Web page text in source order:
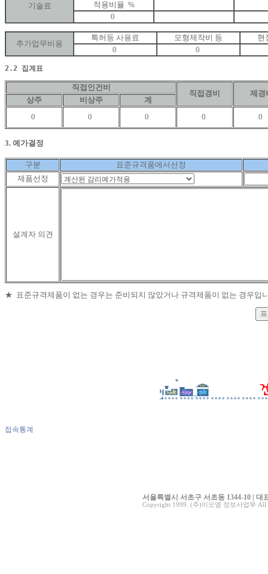
기술료
적용비율 %
0
추가업무비용
특허등 사용료 모형제작비 등
현
0
0
2.2 집계표
직접인건비
직접경비 제경
상주 비상주
계
0
0 0 0 0
3. 예가결정
구분
표준규격품에서선정
제품선정
설계자 의견
★ 표준규격제품이 없는 경우는 준비되지 않았거나 규격제품이 없는 경우입
접속통계
서울특별시 서초구 서초동 1344-10 | 대
Copyright 1999. (주)이오엠 정보사업부 All